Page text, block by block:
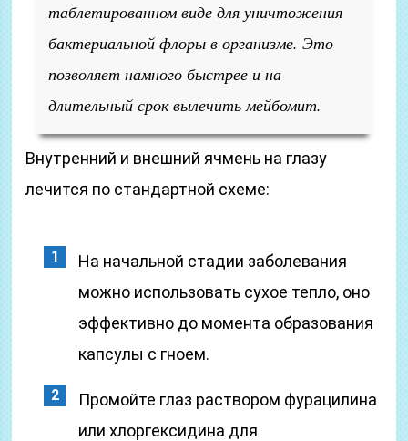
таблетированном виде для уничтожения
бактериальной флоры в организме. Это
позволяет намного быстрее и на
длительный срок вылечить мейбомит.
Внутренний и внешний ячмень на глазу
лечится по стандартной схеме:
На начальной стадии заболевания
можно использовать сухое тепло, оно
эффективно до момента образования
капсулы с гноем.
Промойте глаз раствором фурацилина
или хлоргексидина для